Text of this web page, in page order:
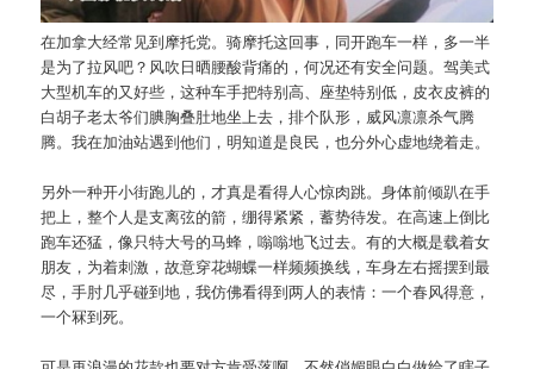
在加拿大经常见到摩托党。骑摩托这回事，同开跑车一样，多一半
是为了拉风吧？风吹日晒腰酸背痛的，何况还有安全问题。驾美式
大型机车的又好些，这种车手把特别高、座垫特别低，皮衣皮裤的
白胡子老太爷们腆胸叠肚地坐上去，排个队形，威风凛凛杀气腾
腾。我在加油站遇到他们，明知道是良民，也分外心虚地绕着走。
另外一种开小街跑儿的，才真是看得人心惊肉跳。身体前倾趴在手
把上，整个人是支离弦的箭，绷得紧紧，蓄势待发。在高速上倒比
跑车还猛，像只特大号的马蜂，嗡嗡地飞过去。有的大概是载着女
朋友，为着刺激，故意穿花蝴蝶一样频频换线，车身左右摇摆到最
尽，手肘几乎碰到地，我仿佛看得到两人的表情：一个春风得意，
一个冧到死。